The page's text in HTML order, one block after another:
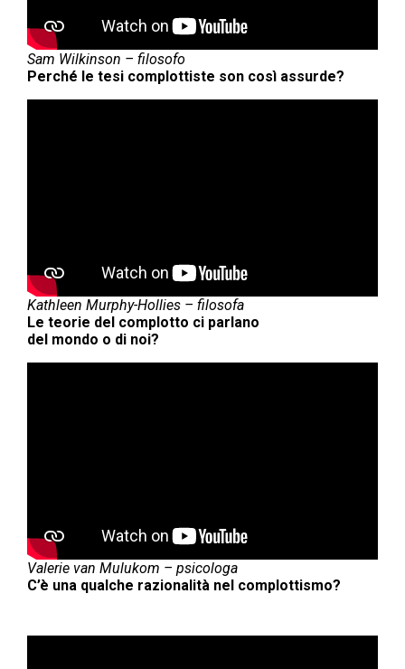
Sam Wilkinson – filosofo
Perché le tesi complottiste son così assurde?
Kathleen Murphy-Hollies – filosofa
Le teorie del complotto ci parlano
del mondo o di noi?
Valerie van Mulukom – psicologa
C’è una qualche razionalità nel complottismo?